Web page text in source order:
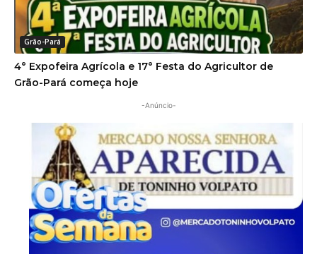
Grão-Pará
4° Expofeira Agrícola e 17° Festa do Agricultor de
Grão-Pará começa hoje
-Anúncio-